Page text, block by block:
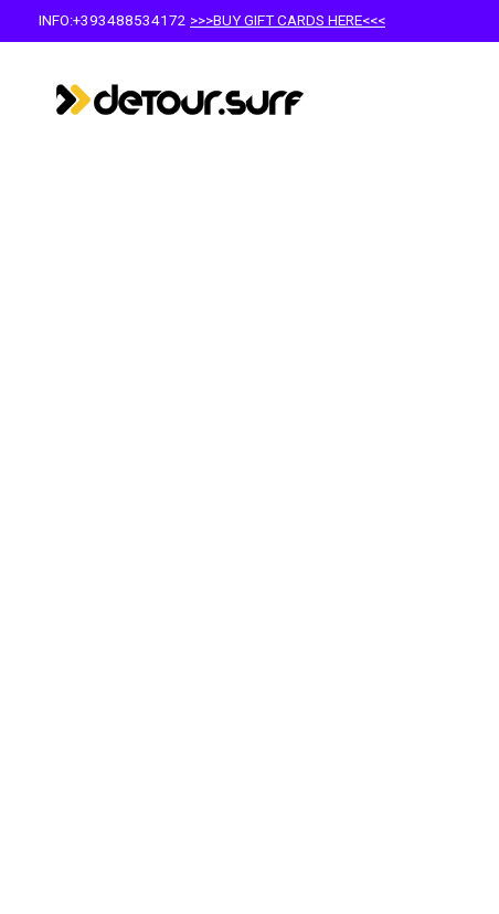
INFO:+393488534172 >>>BUY GIFT CARDS HERE<<<